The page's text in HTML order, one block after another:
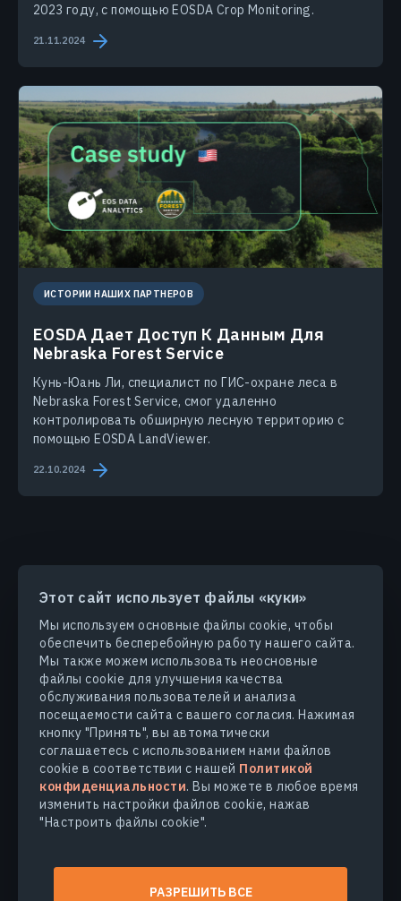
Этот сайт использует файлы «куки»
Мы используем основные файлы cookie, чтобы
обеспечить бесперебойную работу нашего сайта.
Мы также можем использовать неосновные
файлы cookie для улучшения качества
обслуживания пользователей и анализа
посещаемости сайта с вашего согласия. Нажимая
кнопку "Принять", вы автоматически
соглашаетесь с использованием нами файлов
cookie в соответствии с нашей Политикой
конфиденциальности. Вы можете в любое время
изменить настройки файлов cookie, нажав
"Настроить файлы cookie".
РАЗРЕШИТЬ ВСЕ
2023 году, с помощью EOSDA Crop Monitoring.
21.11.2024
ИСТОРИИ НАШИХ ПАРТНЕРОВ
EOSDA Дает Доступ К Данным Для
Nebraska Forest Service
Кунь-Юань Ли, специалист по ГИС-охране леса в
Nebraska Forest Service, смог удаленно
контролировать обширную лесную территорию с
помощью EOSDA LandViewer.
22.10.2024
ПРОДУКТЫ И РЕШЕНИЯ
ОТРАСЛИ
КОМПАНИЯ
УЗНАТЬ БОЛЬШЕ
© 2026 EOS Data Analytics,Inc.